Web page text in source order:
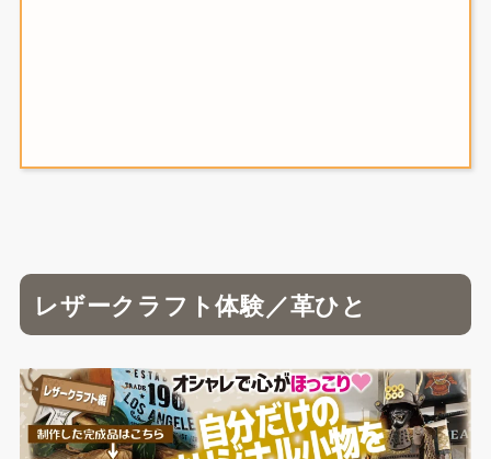
レザークラフト体験／革ひと